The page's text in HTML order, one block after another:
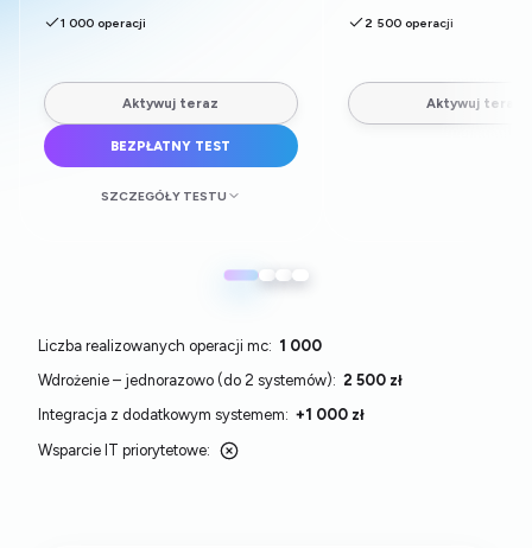
1 000 operacji
Aktywuj teraz
BEZPŁATNY TEST
SZCZEGÓŁY TESTU
danych źródłowych dla
2 500 operacji
Aktywuj teraz
Liczba realizowanych operacji mc: 1 000
Wdrożenie – jednorazowo (do 2 systemów): 2 500 zł
Integracja z dodatkowym systemem: +1 000 zł
Wsparcie IT priorytetowe: